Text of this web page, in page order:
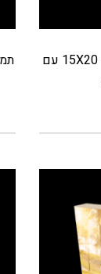
הדפסת תמונה על בלוק עץ 15X20 עם